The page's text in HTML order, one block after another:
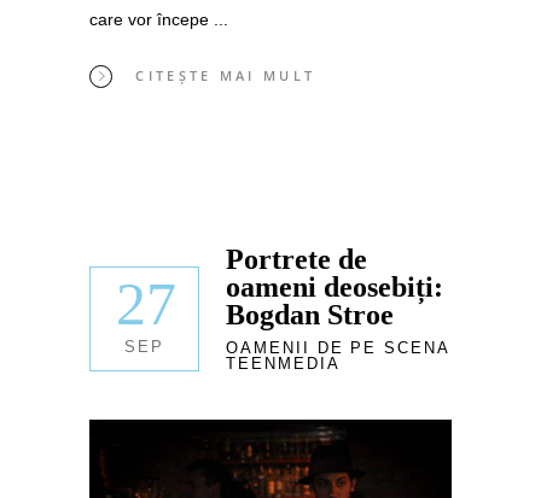
care vor începe
CITEȘTE MAI MULT
27
SEP
Portrete de
oameni deosebiți:
Bogdan Stroe
OAMENII DE PE SCENA
TEENMEDIA